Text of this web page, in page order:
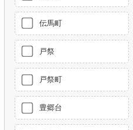
伝馬町
戸祭
戸祭町
豊郷台